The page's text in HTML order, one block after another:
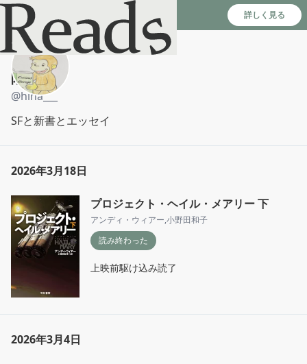
Reads - 読書のSNS＆記録アプリ 詳しく見る
陽奈
@hina___
SFと新書とエッセイ
2026年3月18日
プロジェクト・ヘイル・メアリー 下
アンディ・ウィアー,小野田和子
読み終わった
上映前駆け込み読了
2026年3月4日